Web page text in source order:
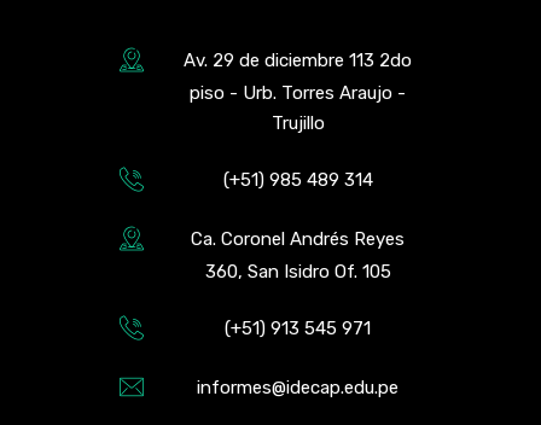
Av. 29 de diciembre 113 2do
piso - Urb. Torres Araujo -
Trujillo
(+51) 985 489 314
Ca. Coronel Andrés Reyes
360, San Isidro Of. 105
(+51) 913 545 971
informes@idecap.edu.pe